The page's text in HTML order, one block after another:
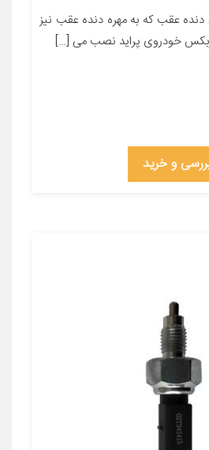
عقب که به مهره دنده عقب نیز
خودروی پراید نصب می […]
و خرید